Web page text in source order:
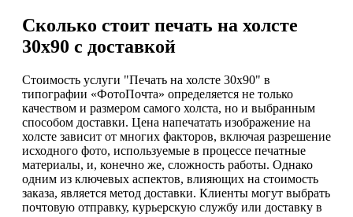
Сколько стоит печать на холсте
30х90 с доставкой
Стоимость услуги "Печать на холсте 30х90" в
типографии «ФотоПочта» определяется не только
качеством и размером самого холста, но и выбранным
способом доставки. Цена напечатать изображение на
холсте зависит от многих факторов, включая разрешение
исходного фото, используемые в процессе печатные
материалы, и, конечно же, сложность работы. Однако
одним из ключевых аспектов, влияющих на стоимость
заказа, является метод доставки. Клиенты могут выбрать
почтовую отправку, курьерскую службу или доставку в